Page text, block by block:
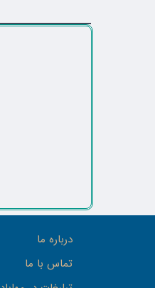
درباره ما
تماس با ما